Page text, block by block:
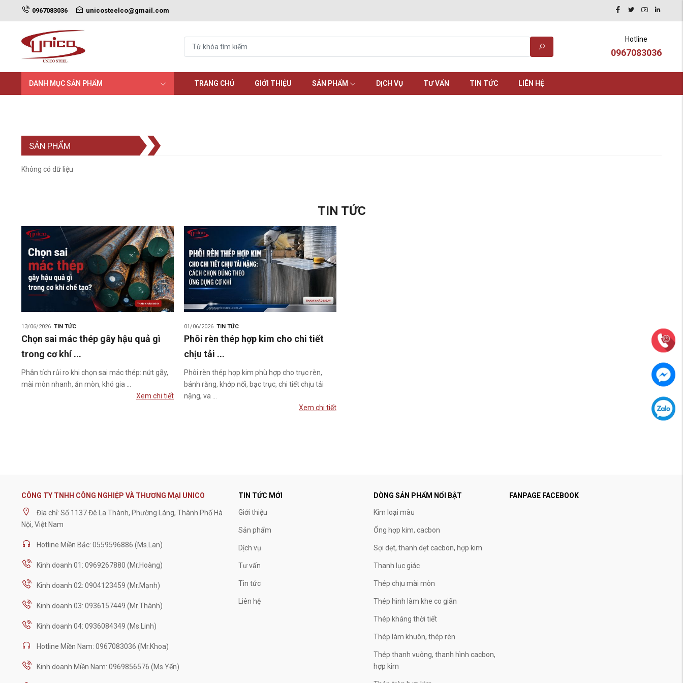
0967083036 unicosteelco@gmail.com
Hotline
0967083036
DANH MỤC SẢN PHẨM TRANG CHỦ GIỚI THIỆU SẢN PHẨM DỊCH VỤ TƯ VẤN TIN TỨC LIÊN HỆ
SẢN PHẨM
Không có dữ liệu
TIN TỨC
13/06/2026 TIN TỨC
Chọn sai mác thép gây hậu quả gì
trong cơ khí ...
Phân tích rủi ro khi chọn sai mác thép: nứt gãy,
mài mòn nhanh, ăn mòn, khó gia ...
Xem chi tiết
01/06/2026 TIN TỨC
Phôi rèn thép hợp kim cho chi tiết
chịu tải ...
Phôi rèn thép hợp kim phù hợp cho trục rèn,
bánh răng, khớp nối, bạc trục, chi tiết chịu tải
nặng, va ...
Xem chi tiết
CÔNG TY TNHH CÔNG NGHIỆP VÀ THƯƠNG MẠI UNICO
Địa chỉ: Số 1137 Đê La Thành, Phường Láng, Thành Phố Hà
Nội, Việt Nam
Hotline Miền Bắc: 0559596886 (Ms.Lan)
Kinh doanh 01: 0969267880 (Mr.Hoàng)
Kinh doanh 02: 0904123459 (Mr.Mạnh)
Kinh doanh 03: 0936157449 (Mr.Thành)
Kinh doanh 04: 0936084349 (Ms.Linh)
Hotline Miền Nam: 0967083036 (Mr.Khoa)
Kinh doanh Miền Nam: 0969856576 (Ms.Yến)
TIN TỨC MỚI
Giới thiệu
Sản phẩm
Dịch vụ
Tư vấn
Tin tức
Liên hệ
DÒNG SẢN PHẨM NỔI BẬT
Kim loại màu
Ống hợp kim, cacbon
Sợi dẹt, thanh dẹt cacbon, hợp kim
Thanh lục giác
Thép chịu mài mòn
Thép hình làm khe co giãn
Thép kháng thời tiết
Thép làm khuôn, thép rèn
Thép thanh vuông, thanh hình cacbon,
hợp kim
FANPAGE FACEBOOK